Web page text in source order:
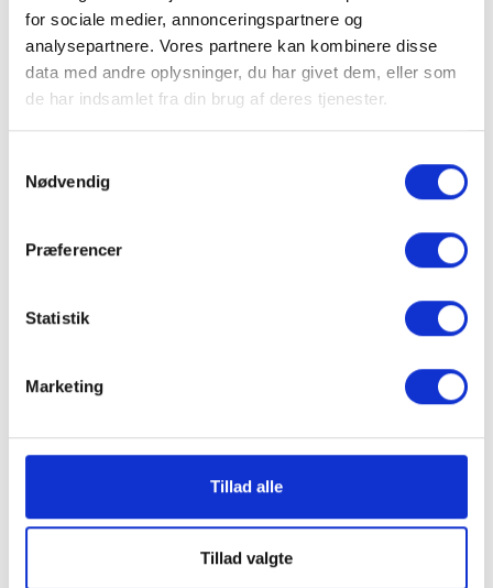
for sociale medier, annonceringspartnere og
analysepartnere. Vores partnere kan kombinere disse
data med andre oplysninger, du har givet dem, eller som
de har indsamlet fra din brug af deres tjenester.
Nødvendig
Præferencer
Statistik
Marketing
Tillad alle
Tillad valgte
og forbedre dens ydeevne og
pålidelighed. Derfor er det vigtigt at få
din maskine serviceret på et værksted af
professionelle teknikere, der kan
problemer i tide og sørge for, at din